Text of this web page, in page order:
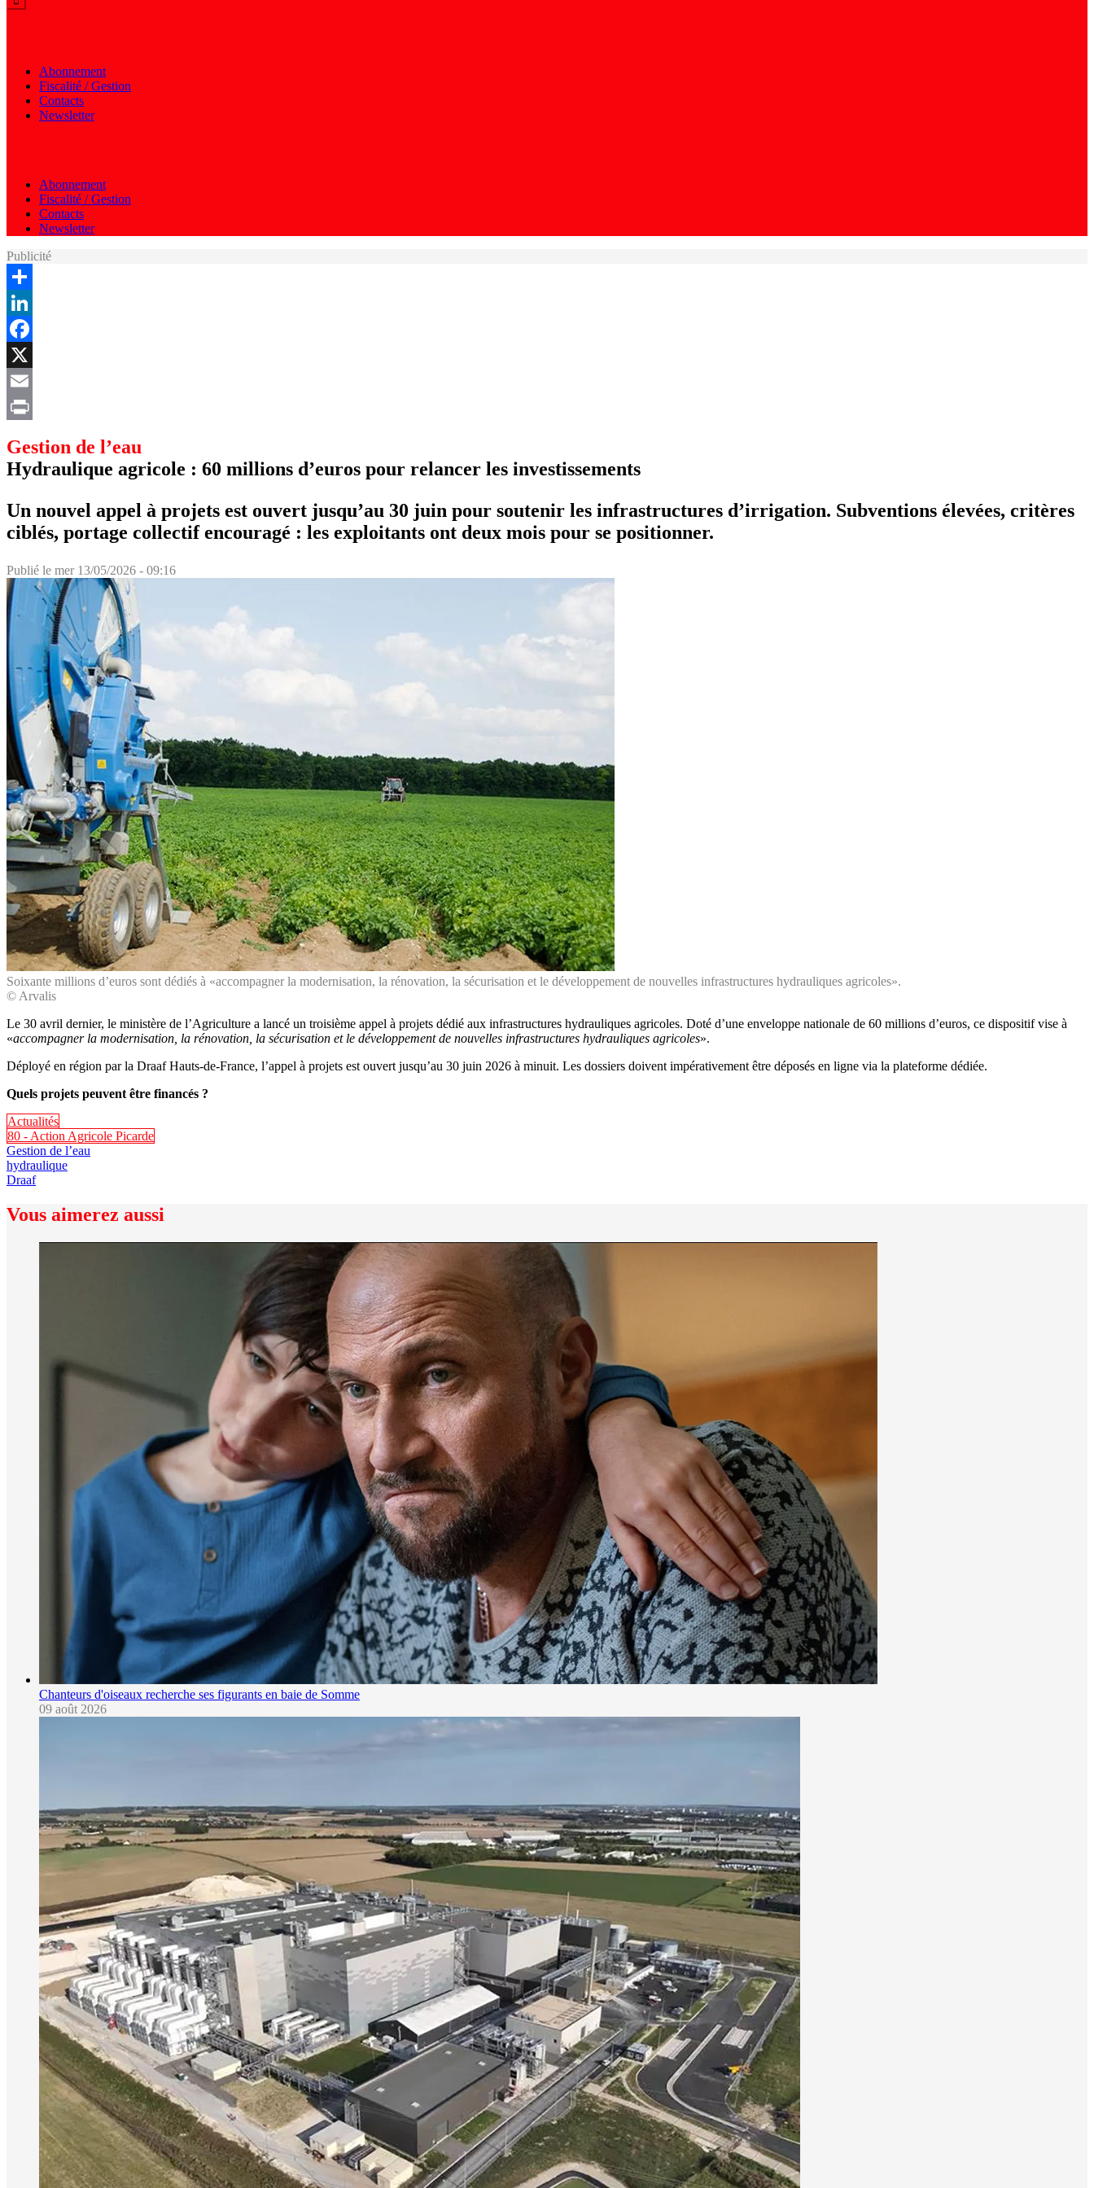
Abonnement
Fiscalité / Gestion
Contacts
Newsletter
Abonnement
Fiscalité / Gestion
Contacts
Newsletter
Publicité
Share
LinkedIn
Facebook
X
Email
Gestion de l’eau
Hydraulique agricole : 60 millions d’euros pour relancer les investissements
Un nouvel appel à projets est ouvert jusqu’au 30 juin pour soutenir les infrastructures d’irrigation. Subventions élevées, critères
ciblés, portage collectif encouragé : les exploitants ont deux mois pour se positionner.
Publié le mer 13/05/2026 - 09:16
Soixante millions d’euros sont dédiés à «accompagner la modernisation, la rénovation, la sécurisation et le développement de nouvelles infrastructures hydrauliques agricoles».
© Arvalis
Le 30 avril dernier, le ministère de l’Agriculture a lancé un troisième appel à projets dédié aux infrastructures hydrauliques agricoles. Doté d’une enveloppe nationale de 60 millions d’euros, ce dispositif vise à
«accompagner la modernisation, la rénovation, la sécurisation et le développement de nouvelles infrastructures hydrauliques agricoles».
Déployé en région par la Draaf Hauts-de-France, l’appel à projets est ouvert jusqu’au 30 juin 2026 à minuit. Les dossiers doivent impérativement être déposés en ligne via la plateforme dédiée.
Quels projets peuvent être financés ?
Actualités
80 - Action Agricole Picarde
Gestion de l’eau
hydraulique
Draaf
Vous aimerez aussi
Chanteurs d'oiseaux recherche ses figurants en baie de Somme
09 août 2026